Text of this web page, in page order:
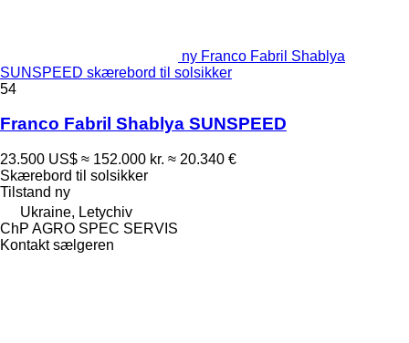
ny Franco Fabril Shablya
SUNSPEED skærebord til solsikker
54
Franco Fabril Shablya SUNSPEED
23.500 US$ ≈ 152.000 kr. ≈ 20.340 €
Skærebord til solsikker
Tilstand ny
Ukraine, Letychiv
ChP AGRO SPEC SERVIS
Kontakt sælgeren